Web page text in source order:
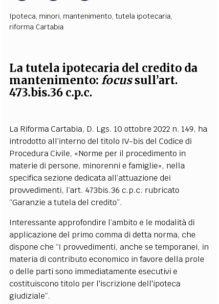
Ipoteca, minori, mantenimento,tutela ipotecaria,
riforma Cartabia
La tutela ipotecaria del credito da
mantenimento: focussull’art.
473.bis.36 c.p.c.
La Riforma Cartabia, D. Lgs. 10 ottobre 2022 n. 149, ha
introdotto all’interno del titolo IV-bis del Codice di
Procedura Civile, «Norme per il procedimento in
materie di persone, minorenni e famiglie», nella
specifica sezione dedicata all’attuazione dei
provvedimenti, l’art. 473bis.36 c.p.c. rubricato
“Garanzie a tutela del credito”.
Interessante approfondire l’ambito e le modalità di
applicazione del primo comma di detta norma, che
dispone che “I provvedimenti, anche se temporanei, in
materia di contributo economico in favore della prole
o delle parti sono immediatamente esecutivi e
costituiscono titolo per l'iscrizione dell'ipoteca
giudiziale”.